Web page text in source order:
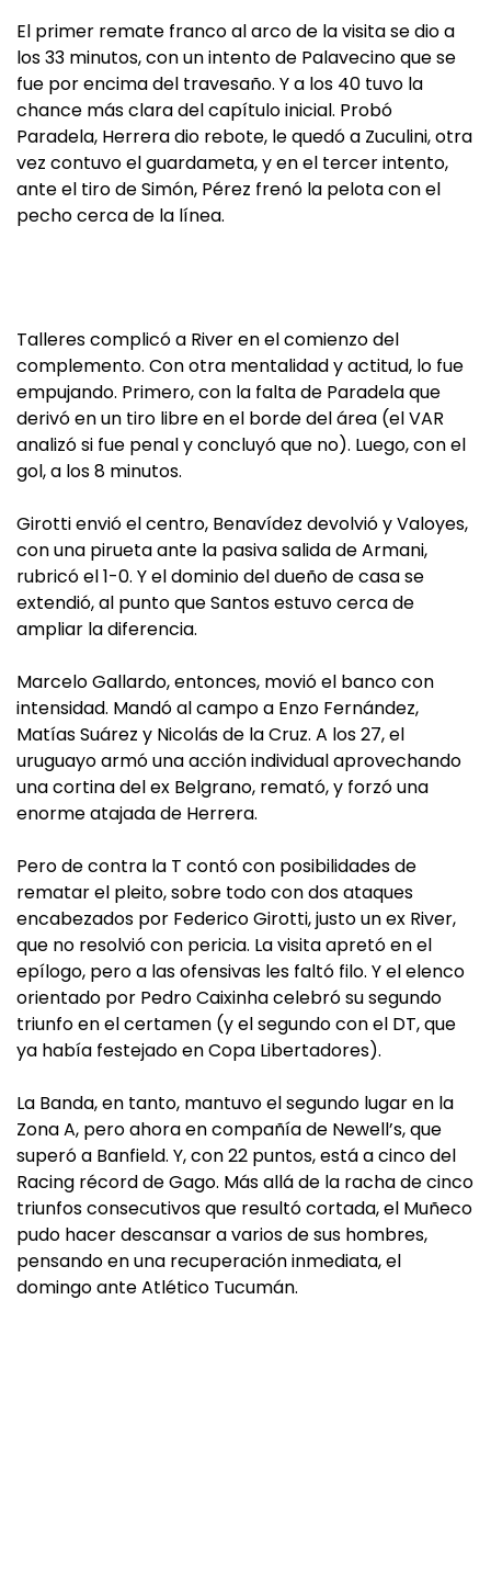
El primer remate franco al arco de la visita se dio a
los 33 minutos, con un intento de Palavecino que se
fue por encima del travesaño. Y a los 40 tuvo la
chance más clara del capítulo inicial. Probó
Paradela, Herrera dio rebote, le quedó a Zuculini, otra
vez contuvo el guardameta, y en el tercer intento,
ante el tiro de Simón, Pérez frenó la pelota con el
pecho cerca de la línea.
Talleres complicó a River en el comienzo del
complemento. Con otra mentalidad y actitud, lo fue
empujando. Primero, con la falta de Paradela que
derivó en un tiro libre en el borde del área (el VAR
analizó si fue penal y concluyó que no). Luego, con el
gol, a los 8 minutos.
Girotti envió el centro, Benavídez devolvió y Valoyes,
con una pirueta ante la pasiva salida de Armani,
rubricó el 1-0. Y el dominio del dueño de casa se
extendió, al punto que Santos estuvo cerca de
ampliar la diferencia.
Marcelo Gallardo, entonces, movió el banco con
intensidad. Mandó al campo a Enzo Fernández,
Matías Suárez y Nicolás de la Cruz. A los 27, el
uruguayo armó una acción individual aprovechando
una cortina del ex Belgrano, remató, y forzó una
enorme atajada de Herrera.
Pero de contra la T contó con posibilidades de
rematar el pleito, sobre todo con dos ataques
encabezados por Federico Girotti, justo un ex River,
que no resolvió con pericia. La visita apretó en el
epílogo, pero a las ofensivas les faltó filo. Y el elenco
orientado por Pedro Caixinha celebró su segundo
triunfo en el certamen (y el segundo con el DT, que
ya había festejado en Copa Libertadores).
La Banda, en tanto, mantuvo el segundo lugar en la
Zona A, pero ahora en compañía de Newell’s, que
superó a Banfield. Y, con 22 puntos, está a cinco del
Racing récord de Gago. Más allá de la racha de cinco
triunfos consecutivos que resultó cortada, el Muñeco
pudo hacer descansar a varios de sus hombres,
pensando en una recuperación inmediata, el
domingo ante Atlético Tucumán.